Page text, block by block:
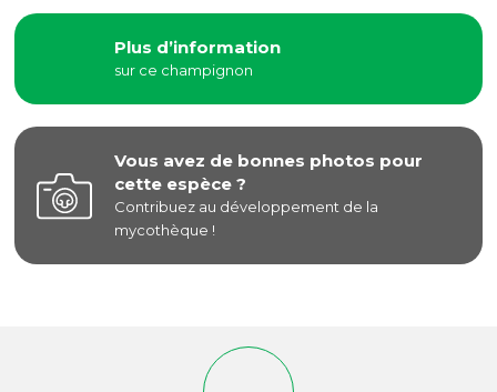
Plus d’information
sur ce champignon
Vous avez de bonnes photos pour
cette espèce ?
Contribuez au développement de la
mycothèque !